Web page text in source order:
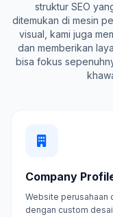
struktur SEO
ditemukan di mesin
visual, kami juga
dan memberikan
bisa fokus
Company
Website perusahaan
dengan custom